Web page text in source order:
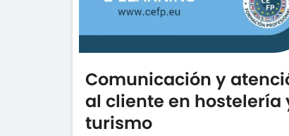
Comunicación y
al cliente en hostelería
turismo